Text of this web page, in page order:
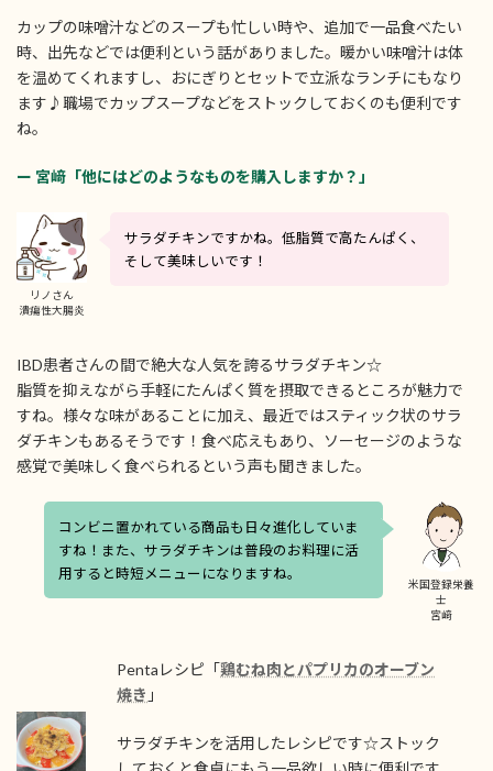
カップの味噌汁などのスープも忙しい時や、追加で一品食べたい
時、出先などでは便利という話がありました。暖かい味噌汁は体
を温めてくれますし、おにぎりとセットで立派なランチにもなり
ます♪職場でカップスープなどをストックしておくのも便利です
ね。
ー 宮﨑「他にはどのようなものを購入しますか？」
リノさん
潰瘍性大腸炎
サラダチキンですかね。低脂質で高たんぱく、
そして美味しいです！
IBD患者さんの間で絶大な人気を誇るサラダチキン☆
脂質を抑えながら手軽にたんぱく質を摂取できるところが魅力で
すね。様々な味があることに加え、最近ではスティック状のサラ
ダチキンもあるそうです！食べ応えもあり、ソーセージのような
感覚で美味しく食べられるという声も聞きました。
米国登録栄養
士
宮﨑
コンビニ置かれている商品も日々進化していま
すね！また、サラダチキンは普段のお料理に活
用すると時短メニューになりますね。
Pentaレシピ「鶏むね肉とパプリカのオーブン
焼き 」
サラダチキンを活用したレシピです☆ストック